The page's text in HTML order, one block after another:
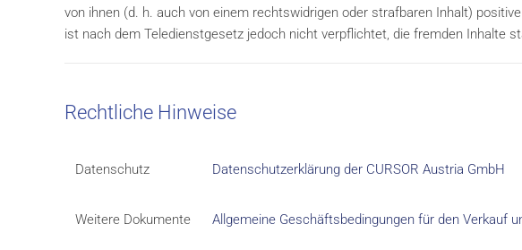
von ihnen (d. h. auch von einem rechtswidrigen oder strafbaren Inhalt)
ist nach dem Teledienstgesetz jedoch nicht verpflichtet, die fremden Inhalte
Rechtliche Hinweise
Datenschutz Datenschutzerklärung der CURSOR Austria GmbH
Weitere Dokumente Allgemeine Geschäftsbedingungen für den Verkauf